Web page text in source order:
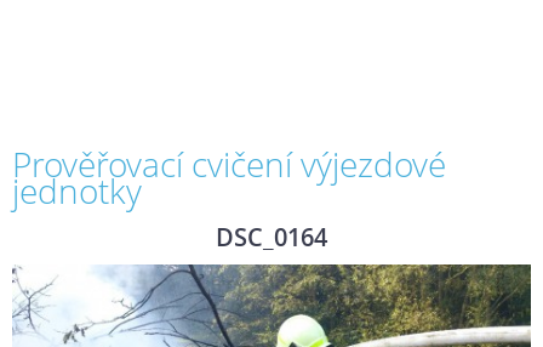
Prověřovací cvičení výjezdové
jednotky
DSC_0164